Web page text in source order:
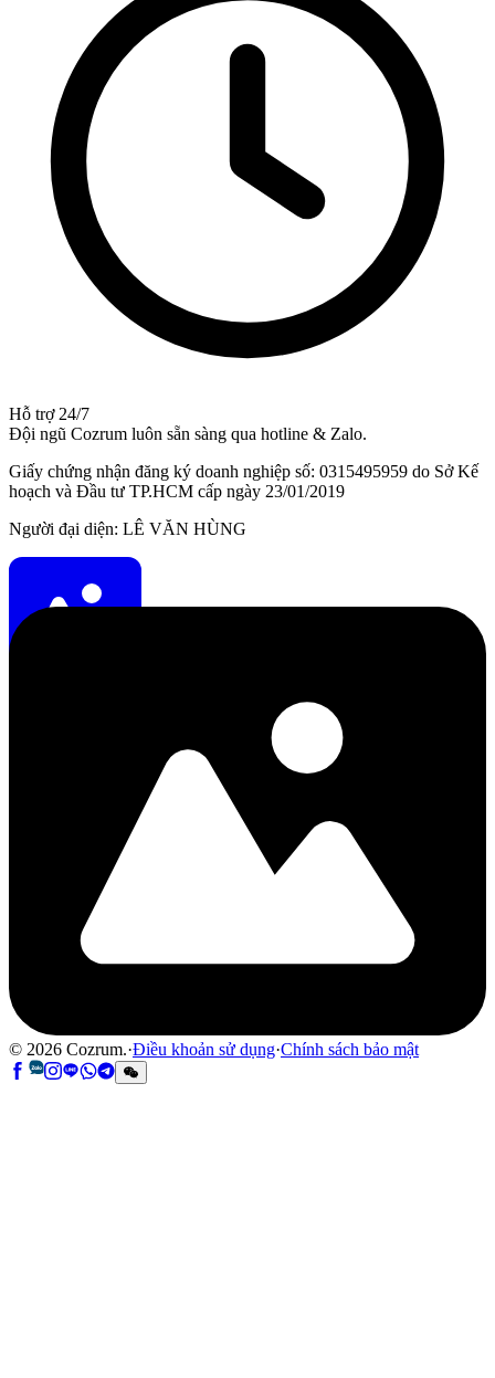
Hỗ trợ 24/7
Đội ngũ Cozrum luôn sẵn sàng qua hotline & Zalo.
Giấy chứng nhận đăng ký doanh nghiệp số: 0315495959 do Sở Kế
hoạch và Đầu tư TP.HCM cấp ngày 23/01/2019
Người đại diện: LÊ VĂN HÙNG
© 2026 Cozrum.·Điều khoản sử dụng·Chính sách bảo mật